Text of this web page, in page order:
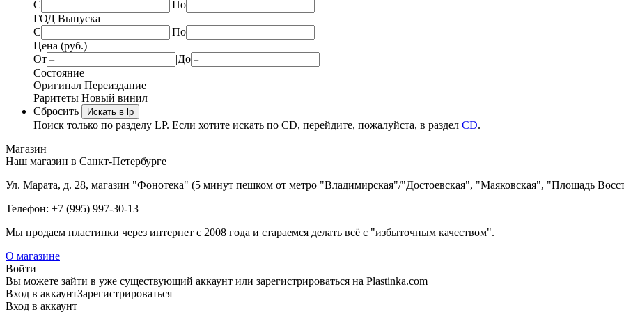
С
|По
ГОД Выпуска
С
|По
Цена (руб.)
От
|До
Состояние
Оригинал Переиздание
Раритеты Новый винил
Сбросить
Искать в lp
Поиск только по разделу LP. Если хотите искать по CD, перейдите, пожалуйста, в раздел CD.
Магазин
Наш магазин в Санкт-Петербурге
Ул. Марата, д. 28, магазин "Фонотека" (5 минут пешком от метро "Владимирская"/"Достоевская", "Маяковская", "Площадь
Телефон: +7 (995) 997-30-13
Мы продаем пластинки через интернет c 2008 года и стараемся делать всё с "избыточным качеством".
О магазине
Войти
Вы можете зайти в уже существующий аккаунт или зарегистрироваться на Plastinka.com
Вход в аккаунтЗарегистрироваться
Вход в аккаунт